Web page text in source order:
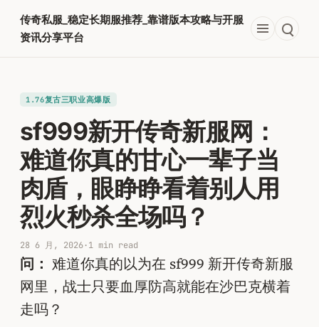
内
传奇私服_稳定长期服推荐_靠谱版本攻略与开服
资讯分享平台
1.76复古三职业高爆版
sf999新开传奇新服网：
难道你真的甘心一辈子当
肉盾，眼睁睁看着别人用
烈火秒杀全场吗？
28 6 月, 2026·1 min read
问： 难道你真的以为在 sf999 新开传奇新服
网里，战士只要血厚防高就能在沙巴克横着
走吗？